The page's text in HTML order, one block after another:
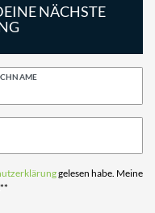
NÄCHSTE
gelesen habe. Meine